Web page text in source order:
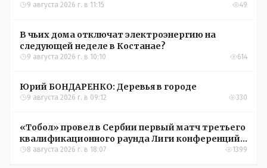
9 августа 2026 г. в 11:15 49
В чьих дома отключат электроэнергию на
следующей неделе в Костанае?
9 августа 2026 г. в 10:10 614
Юрий БОНДАРЕНКО: Деревья в городе
9 августа 2026 г. в 09:12 330
«Тобол» провел в Сербии первый матч третьего
квалификационного раунда Лиги конференций
УЕФА
8 августа 2026 г. в 18:07 1399